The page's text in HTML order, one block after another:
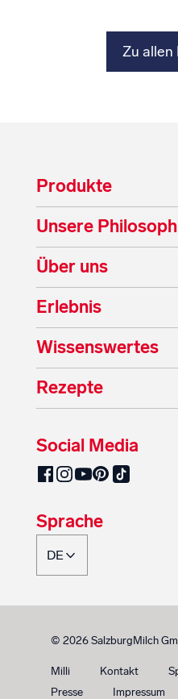
Zu allen
Produkte
Unsere
Über uns
Erlebnis
Wissenswertes
Rezepte
Social Media
SalzburgMilch auf
SalzburgMilch auf
SalzburgMilch
Sprache
© 2026 SalzburgMilch
Milli Kontakt
Presse
Impressum